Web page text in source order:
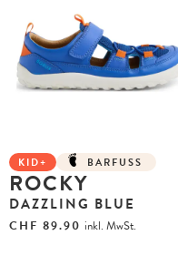
KID+ BARFUSS
ROCKY
DAZZLING BLUE
CHF 89.90 inkl. MwSt.